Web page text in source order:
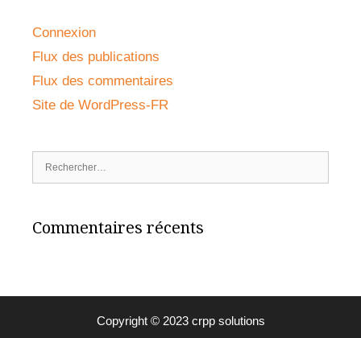
Connexion
Flux des publications
Flux des commentaires
Site de WordPress-FR
Rechercher :
Commentaires récents
Copyright © 2023 crpp solutions